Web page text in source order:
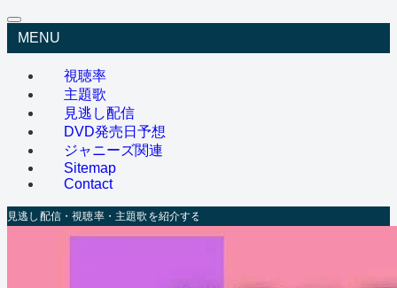
MENU
視聴率
主題歌
見逃し配信
DVD発売日予想
ジャニーズ関連
Sitemap
Contact
見逃し配信・視聴率・主題歌を紹介するメディア